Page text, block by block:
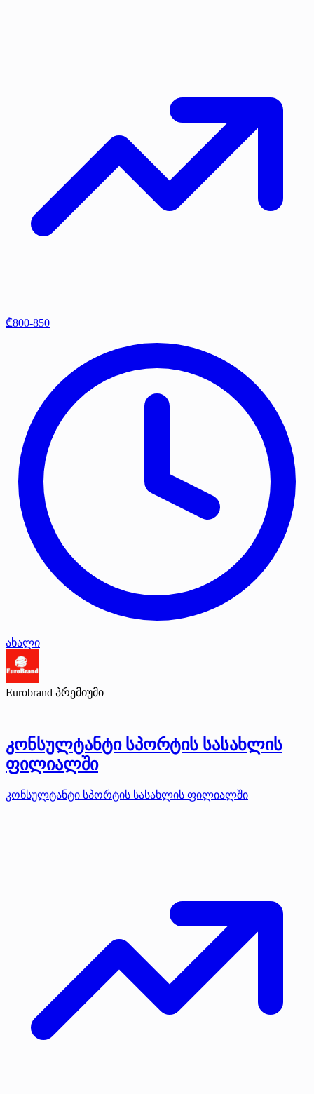
₾800-850
ახალი
Eurobrand პრემიუმი
კონსულტანტი სპორტის სასახლის
ფილიალში
კონსულტანტი სპორტის სასახლის ფილიალში